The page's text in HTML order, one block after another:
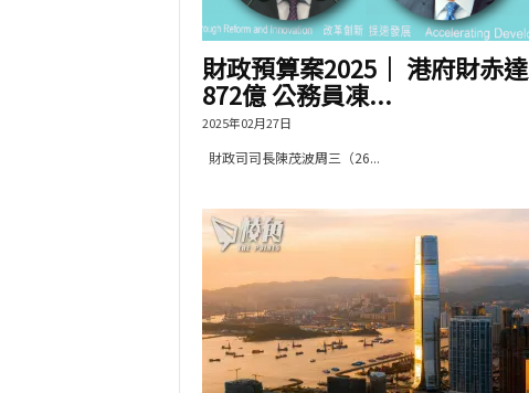
財政預算案2025｜ 港府財赤達
872億 公務員凍...
2025年02月27日
財政司司長陳茂波周三（26...